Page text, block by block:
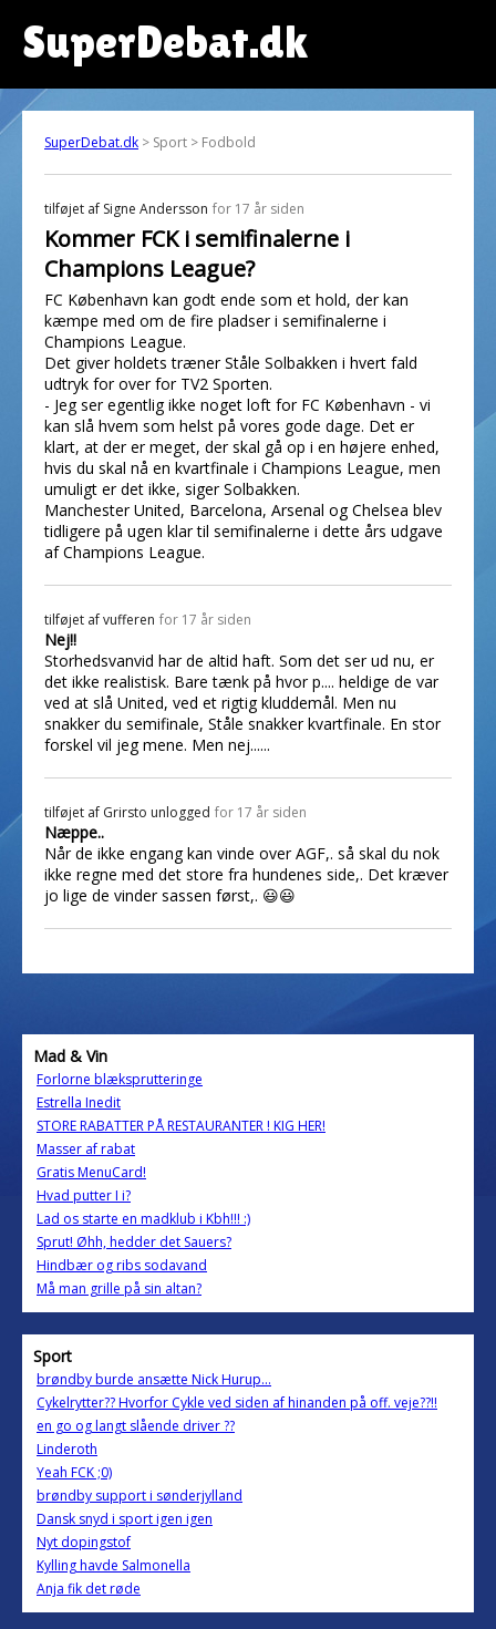
SuperDebat.dk
SuperDebat.dk > Sport > Fodbold
tilføjet af Signe Andersson for 17 år siden
Kommer FCK i semifinalerne i
Champions League?
FC København kan godt ende som et hold, der kan
kæmpe med om de fire pladser i semifinalerne i
Champions League.
Det giver holdets træner Ståle Solbakken i hvert fald
udtryk for over for TV2 Sporten.
- Jeg ser egentlig ikke noget loft for FC København - vi
kan slå hvem som helst på vores gode dage. Det er
klart, at der er meget, der skal gå op i en højere enhed,
hvis du skal nå en kvartfinale i Champions League, men
umuligt er det ikke, siger Solbakken.
Manchester United, Barcelona, Arsenal og Chelsea blev
tidligere på ugen klar til semifinalerne i dette års udgave
af Champions League.
tilføjet afvufferen for 17 år siden
Nej!!
Storhedsvanvid har de altid haft. Som det ser ud nu, er
det ikke realistisk. Bare tænk på hvor p.... heldige de var
ved at slå United, ved et rigtig kluddemål. Men nu
snakker du semifinale, Ståle snakker kvartfinale. En stor
forskel vil jeg mene. Men nej......
tilføjet af Grirsto unlogged for 17 år siden
Næppe..
Når de ikke engang kan vinde over AGF,. så skal du nok
ikke regne med det store fra hundenes side,. Det kræver
jo lige de vinder sassen først,. 😃😃
Mad & Vin
Forlorne blæksprutteringe
Estrella Inedit
STORE RABATTER PÅ RESTAURANTER ! KIG HER!
Masser af rabat
Gratis MenuCard!
Hvad putter I i?
Lad os starte en madklub i Kbh!!! :)
Sprut! Øhh, hedder det Sauers?
Hindbær og ribs sodavand
Må man grille på sin altan?
Sport
brøndby burde ansætte Nick Hurup...
Cykelrytter?? Hvorfor Cykle ved siden af hinanden på off. veje??!!
en go og langt slående driver ??
Linderoth
Yeah FCK ;0)
brøndby support i sønderjylland
Dansk snyd i sport igen igen
Nyt dopingstof
Kylling havde Salmonella
Anja fik det røde